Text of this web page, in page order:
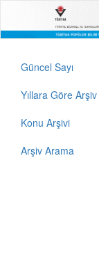
Güncel Sayı
Yıllara Göre Arşiv
Konu Arşivi
Arşiv Arama